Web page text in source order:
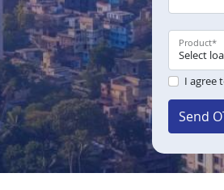
Product*
I agree
Send